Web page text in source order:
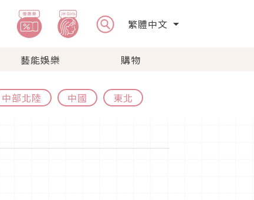
繁體中文
藝能娛樂 購物
中部北陸 中國 東北